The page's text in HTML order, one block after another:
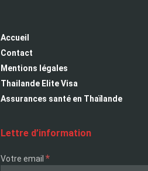
Accueil
Contact
Mentions légales
Thailande Elite Visa
Assurances santé en Thaïlande
Lettre d’information
Votre email *